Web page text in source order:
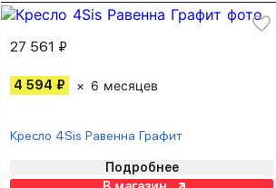
27 561 ₽
4 594 ₽ 6 месяцев
Кресло 4Sis Равенна Графит
Подробнее